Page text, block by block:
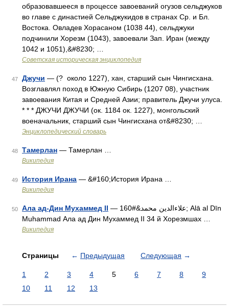
образовавшееся в процессе завоеваний огузов сельджуков
во главе с династией Сельджукидов в странах Ср. и Бл.
Востока. Овладев Хорасаном (1038 44), сельджуки
подчинили Хорезм (1043), завоевали Зап. Иран (между
1042 и 1051),&#8230; …
Советская историческая энциклопедия
47 Джучи — (? около 1227), хан, старший сын Чингисхана.
Возглавлял поход в Южную Сибирь (1207 08), участник
завоевания Китая и Средней Азии; правитель Джучи улуса.
* * * ДЖУЧИ ДЖУЧИ (ок. 1184 ок. 1227), монгольский
военачальник, старший сын Чингисхана от&#8230; …
Энциклопедический словарь
48 Тамерлан — Тамерлан …
Википедия
49 История Ирана — &#160;История Ирана …
Википедия
50 Ала ад-Дин Мухаммед II — علاءالدين محمد&#160; Alā al Dīn
Muhammad Ала ад Дин Мухаммед II 34 й Хорезмшах …
Википедия
Страницы ← Предыдущая Следующая →
1 2 3 4 5 6 7 8
9
10
11 12 13